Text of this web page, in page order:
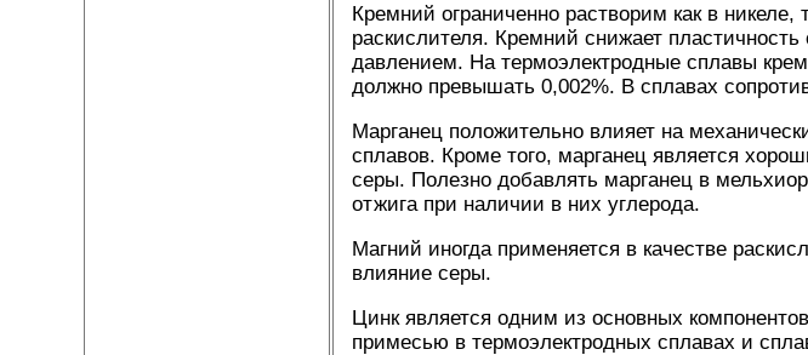
Кремний ограниченно растворим как в
раскислителя. Кремний снижает
давлением. На термоэлектродные сплавы
должно превышать 0,002%. В сплавах
Марганец положительно влияет на
сплавов. Кроме того, марганец является
серы. Полезно добавлять марганец в
отжига при наличии в них углерода.
Магний иногда применяется в качестве
влияние серы.
Цинк является одним из основных
примесью в термоэлектродных сплавах и